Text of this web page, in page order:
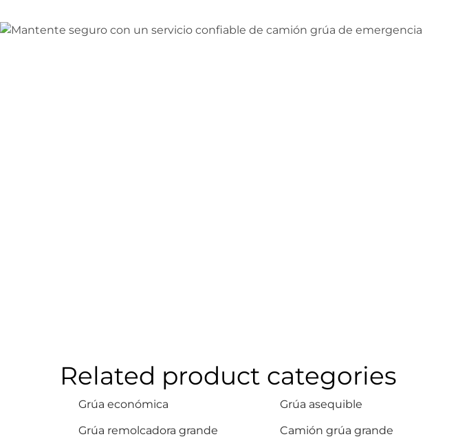
Related product categories
Grúa económica Grúa asequible
Grúa remolcadora grande
Camión grúa grande